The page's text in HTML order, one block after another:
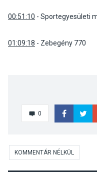
00:51:10 - Sportegyesületi
01:09:18 - Zebegény 770
0
KOMMENTÁR NÉLKÜL